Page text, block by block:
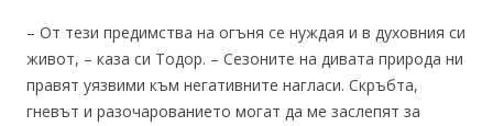
– От тези предимства на огъня се нуждая и в духовния си
живот, – каза си Тодор. – Сезоните на дивата природа ни
правят уязвими към негативните нагласи. Скръбта,
гневът и разочарованието могат да ме заслепят за